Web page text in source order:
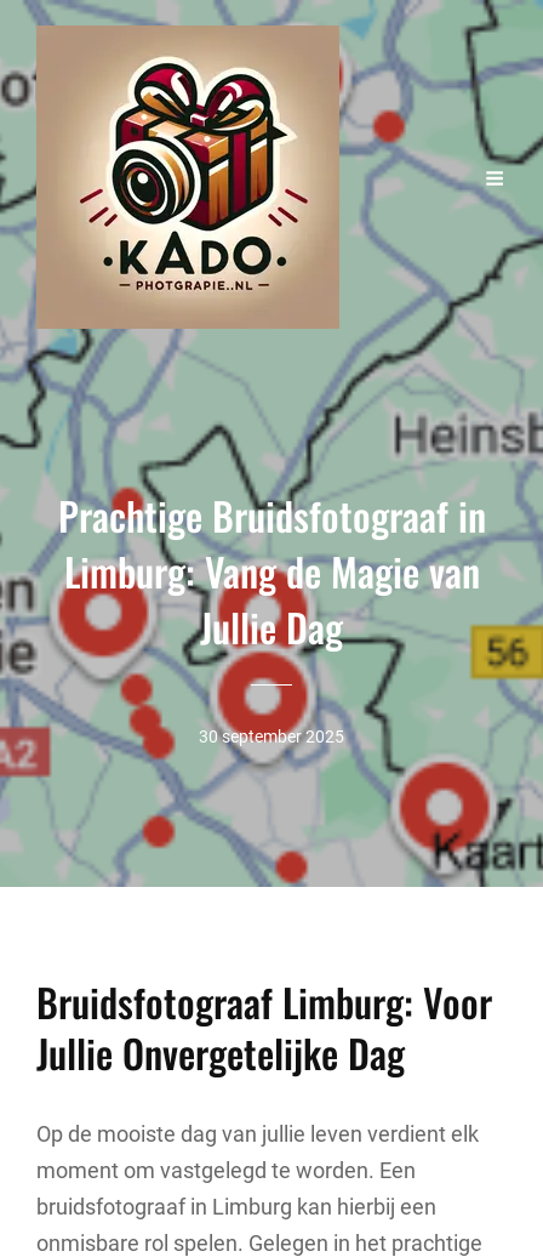
Prachtige Bruidsfotograaf in
Limburg: Vang de Magie van
Jullie Dag
30 september 2025
Bruidsfotograaf Limburg: Voor
Jullie Onvergetelijke Dag
Op de mooiste dag van jullie leven verdient elk
moment om vastgelegd te worden. Een
bruidsfotograaf in Limburg kan hierbij een
onmisbare rol spelen. Gelegen in het prachtige